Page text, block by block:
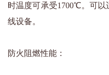
时温度可承受1700℃。可
线设备。
防火阻燃性能：